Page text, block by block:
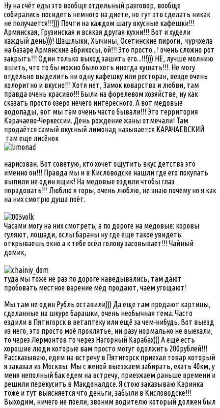
Ну на счёт еды это вообще отдельный разговор, вообще
собирались посидеть немного на диете, но тут это сделать никак
не получается!!!))) Почти на каждом шагу вкусные кафешки!!!
Армянская, Грузинская и всякая другая кухни!!! Вот и худели
каждый день)))! Шашлыки, Хычины, Осетинские пироги, чурчхела
на базаре Армянские абрикосы, ой!!! Это просто...! очень сложно рот
закрыть!!! Один только выход зашить его...!!!))) НЕ, лучше молнию
вшить, что то бы можно было хоть иногда кушать!!!. Не могу
отдельно выделить ни одну кафешку или ресторан, везде очень
колоритно и вкусно!!! Хотя нет, Замок коварства и любви, там
правда очень красиво!!! Были на форелевом хозяйстве, ну как
сказать просто озеро нечего интересного. А вот медовые
водопады, вот мы там очень часто бывали!!! Это территория
Карачаево-Черкессии. День рождение жаны отмечали! Там
продаётся самый вкусный лимонад называется КАРАЧАЕВСКИЙ
там еще лисёнок
нарисован. Вот советую, кто хочет ощутить вкус детства это
именно он!!! Правда мы и в Кисловодске нашли где его покупать
выпили не один ящик! На медовые ездили чтобы глаз
порадовать!!! Люблю я горы, очень люблю, не знаю почему но я как
на них смотрю душа поёт.
Часами могу на них смотреть; а по дороге на медовые: коровы
гуляют, лошади, ослы бараны ну где еще такое увидеть:
открываешь окно а к тебе осёл голову засовывает!!! Чайный
домик,
туда мы тоже не раз по дороге наведывались, там дают
пробовать местное варение мёд продают, чаем угощают!
Мы там не один Рубль оставили))) Да еще там продают картины,
сделанные на шкуре барашки, очень необычная тема. Часто
ездили в Пятигорск в ветаптеку или ещё за чем-нибудь. Вот выезд
из него, это просто моё проклятье, ни разу нормально не выехали,
то через Лермонтов то через Нагорный Карабах))) А ещё есть
хорошие люди которые вам просто могут одолжить 200рублей!!!
Рассказываю, едем на встречу в Пятигорск приехал товар который
я заказал из Москвы. Мы с женой выезжаем забирать, ехать 40км, у
меня неполный бак едем на встречу, приезжаем раньше времени и
решили перекусить в Макдоналдсе. Я стою заказываю Каринка
тоже и тут выясняется что деньги, забыли в Кисловодске!!!
Выходим, ничего не поели, звоним водителю который должен был